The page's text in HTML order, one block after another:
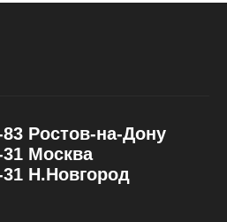
Ростов-на-Дону
Москва
Н.Новгород